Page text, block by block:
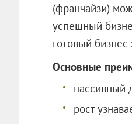
(франчайзи)
успешный
готовый
Основные
пассивный
рост